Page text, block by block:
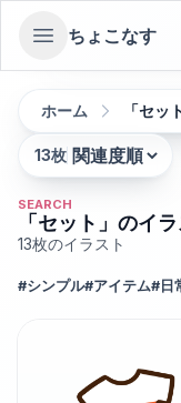
Open sidebar
ちょこなす
ホーム 「セッ
13枚
並び替え:
SEARCH
「セット」のイ
13枚のイラスト
#シンプル#アイテム# 日